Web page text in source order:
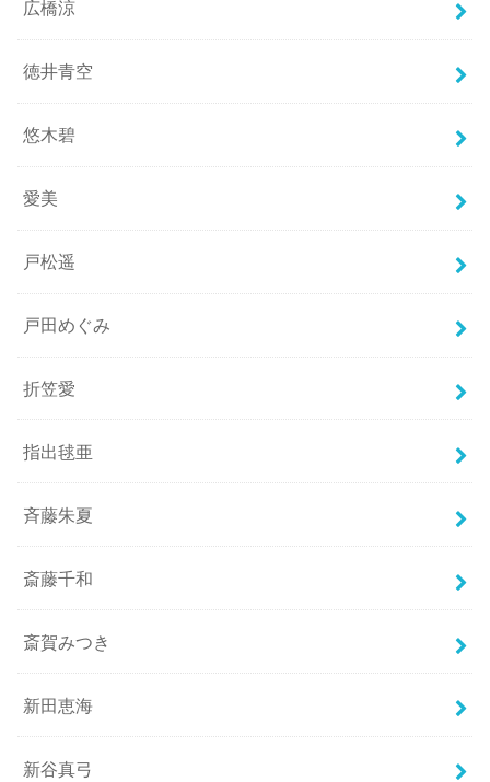
広橋涼
徳井青空
悠木碧
愛美
戸松遥
戸田めぐみ
折笠愛
指出毬亜
斉藤朱夏
斎藤千和
斎賀みつき
新田恵海
新谷真弓